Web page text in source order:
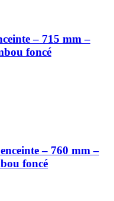
– 715 mm –
foncé
– 760 mm –
foncé